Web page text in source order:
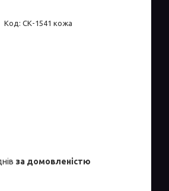
Код: СК-1541 кожа
за домовленістю